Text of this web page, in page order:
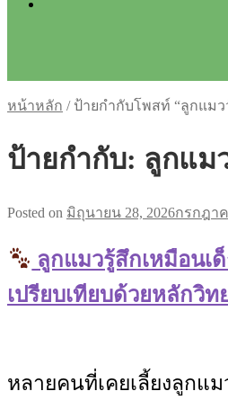
หน้าหลัก / ป้ายกำกับโพสท์ “ลูกแมว
ป้ายกำกับ: ลูกแม
Posted on มิถุนายน 28, 2026กรกฎาค
ลูกแมวรู้สึกเหมือนเ
เปรียบเทียบด้วยหลักวิท
หลายคนที่เคยเลี้ยงลูกแม